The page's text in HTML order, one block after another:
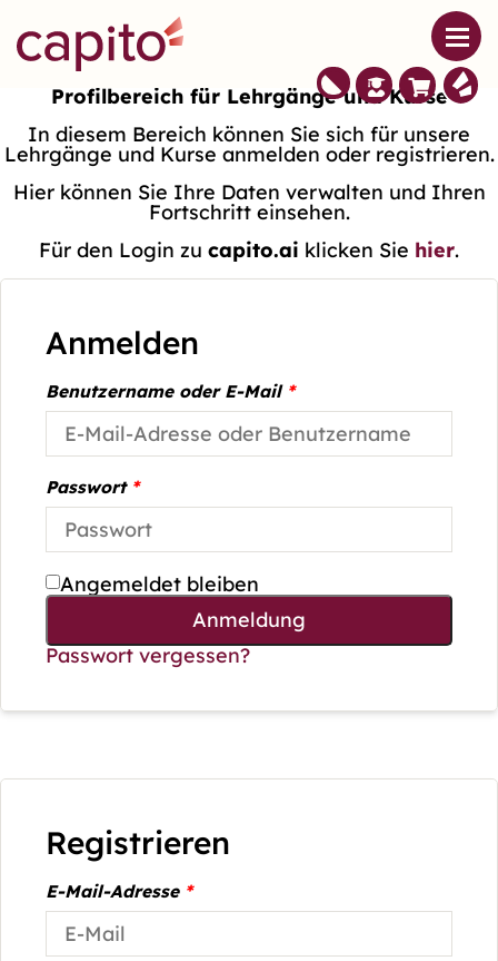
Profilbereich für Lehrgänge und Kurse
In diesem Bereich können Sie sich für unsere
Lehrgänge und Kurse anmelden oder registrieren.
Hier können Sie Ihre Daten verwalten und Ihren
Fortschritt einsehen.
Für den Login zu capito.ai klicken Sie hier.
Anmelden
Benutzername oder E-Mail *
Passwort *
Angemeldet bleiben
Anmeldung
Passwort vergessen?
Registrieren
E-Mail-Adresse *